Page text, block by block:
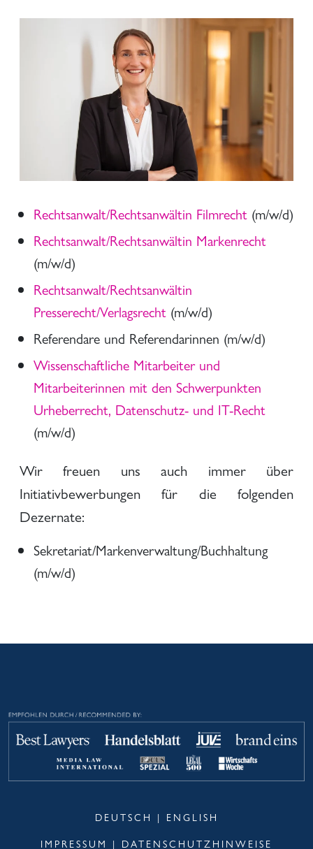
Rechtsanwalt/Rechtsanwältin Filmrecht (m/w/d)
Rechtsanwalt/Rechtsanwältin Markenrecht
(m/w/d)
Rechtsanwalt/Rechtsanwältin
Presserecht/Verlagsrecht (m/w/d)
Referendare und Referendarinnen (m/w/d)
Wissenschaftliche Mitarbeiter und
Mitarbeiterinnen mit den Schwerpunkten
Urheberrecht, Datenschutz- und IT-Recht
(m/w/d)
Wir freuen uns auch immer über
Initiativbewerbungen für die folgenden
Dezernate:
Sekretariat/Markenverwaltung/Buchhaltung
(m/w/d)
DEUTSCH | ENGLISH
IMPRESSUM | DATENSCHUTZHINWEISE